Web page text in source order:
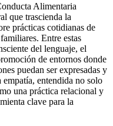
Alimentaria
que trascienda la
prácticas cotidianas de
Entre estas
del lenguaje, el
de entornos donde
puedan ser expresadas y
entendida no solo
una práctica relacional y
clave para la